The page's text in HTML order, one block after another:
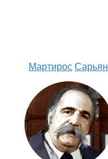
Мартирос Сарьян